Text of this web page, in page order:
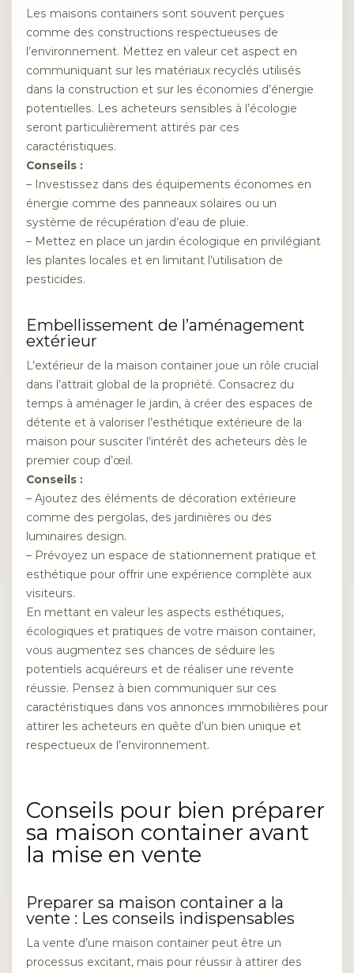
Les maisons containers sont souvent perçues
comme des constructions respectueuses de
l’environnement. Mettez en valeur cet aspect en
communiquant sur les matériaux recyclés utilisés
dans la construction et sur les économies d’énergie
potentielles. Les acheteurs sensibles à l’écologie
seront particulièrement attirés par ces
caractéristiques.
Conseils :
– Investissez dans des équipements économes en
énergie comme des panneaux solaires ou un
système de récupération d’eau de pluie.
– Mettez en place un jardin écologique en privilégiant
les plantes locales et en limitant l’utilisation de
pesticides.
Embellissement de l’aménagement
extérieur
L’extérieur de la maison container joue un rôle crucial
dans l’attrait global de la propriété. Consacrez du
temps à aménager le jardin, à créer des espaces de
détente et à valoriser l’esthétique extérieure de la
maison pour susciter l’intérêt des acheteurs dès le
premier coup d’œil.
Conseils :
– Ajoutez des éléments de décoration extérieure
comme des pergolas, des jardinières ou des
luminaires design.
– Prévoyez un espace de stationnement pratique et
esthétique pour offrir une expérience complète aux
visiteurs.
En mettant en valeur les aspects esthétiques,
écologiques et pratiques de votre maison container,
vous augmentez ses chances de séduire les
potentiels acquéreurs et de réaliser une revente
réussie. Pensez à bien communiquer sur ces
caractéristiques dans vos annonces immobilières pour
attirer les acheteurs en quête d’un bien unique et
respectueux de l’environnement.
Conseils pour bien préparer
sa maison container avant
la mise en vente
Preparer sa maison container a la
vente : Les conseils indispensables
La vente d’une maison container peut être un
processus excitant, mais pour réussir à attirer des